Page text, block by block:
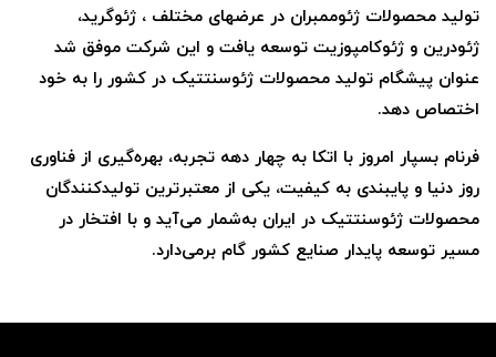
تولید محصولات ژئوممبران در عرضهای مختلف ، ژئوگرید،
ژئودرین و ژئوکامپوزیت توسعه یافت و این شرکت موفق شد
عنوان پیشگام تولید محصولات ژئوسنتتیک در کشور را به خود
اختصاص دهد.
فرنام بسپار امروز با اتکا به چهار دهه تجربه، بهره‌گیری از فناوری
روز دنیا و پایبندی به کیفیت، یکی از معتبرترین تولیدکنندگان
محصولات ژئوسنتتیک در ایران به‌شمار می‌آید و با افتخار در
مسیر توسعه پایدار صنایع کشور گام برمی‌دارد.